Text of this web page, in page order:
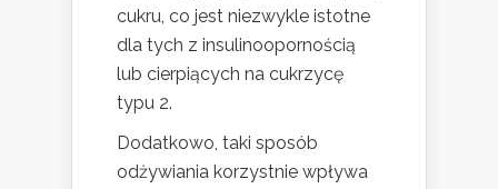
cukru, co jest niezwykle istotne
dla tych z insulinoopornością
lub cierpiących na cukrzycę
typu 2.
Dodatkowo, taki sposób
odżywiania korzystnie wpływa